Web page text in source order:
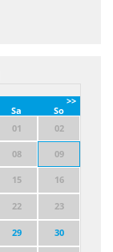
>>
Sa
So
01 02
08 09
15 16
22 23
29 30